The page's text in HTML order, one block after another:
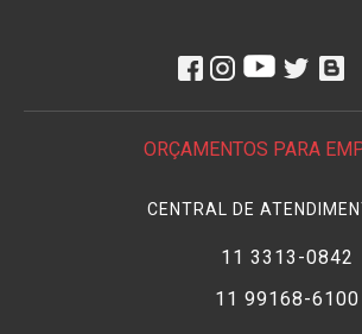
ORÇAMENTOS PARA
CENTRAL DE
11 3313-0842
11 99168-6100